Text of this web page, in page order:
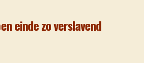
einde zo verslavend